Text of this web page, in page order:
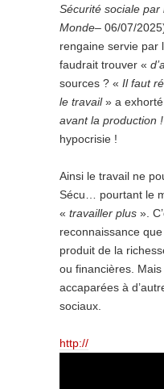
Sécurité sociale par
Monde– 06/07/
rengaine servie par
faudrait trouver «
sources ? « Il faut
le travail» a exhorté
avant la production !
hypocrisie !
Ainsi le travail ne
Sécu… pourtant le
« travailler plus ».
reconnaissance
produit de la
ou financières.
accaparées à
sociaux.
http://